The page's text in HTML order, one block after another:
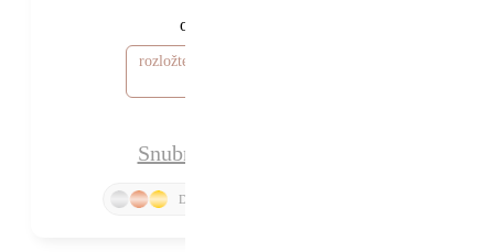
od
rozložte si cenu od 997 Kč / měsíc
Snubní prsteny Shannon